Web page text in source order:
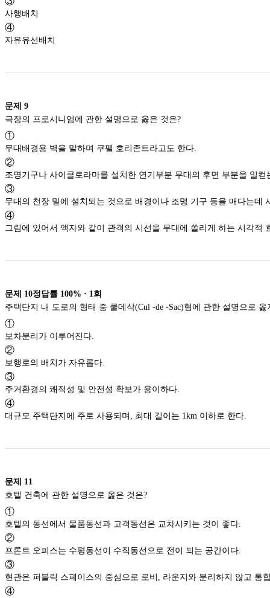
사행배치
④
자유유선배치
문제 9
극장의 프로시니엄에 관한 설명으로 옳은 것은?
①
무대배경용 벽을 말하며 쿠펠 호리존트라고도 한다.
②
조명기구나 사이클로라마를 설치한 연기부분 무대의 후면
③
무대의 천장 밑에 설치되는 것으로 배경이나 조명 기구
④
그림에 있어서 액자와 같이 관객의 시선을 무대에
문제 10정답률 100% · 1 회
주택단지 내 도로의 형태 중 쿨데삭(Cul -de -Sac)형에 관한 설명으로 옳
①
보차분리가 이루어진다.
②
보행로의 배치가 자유롭다.
③
주거환경의 쾌적성 및 안전성 확보가 용이하다.
④
대규모 주택단지에 주로 사용되며, 최대 길이는 1km 이하로 한다.
문제 11
호텔 건축에 관한 설명으로 옳은 것은?
①
호텔의 동선에서 물품동선과 고객동선은 교차시키는 것이 좋다.
②
프론트 오피스는 수평동선이 수직동선으로 전이 되는 공간이다.
③
현관은 퍼블릭 스페이스의 중심으로 로비, 라운지와 분
④